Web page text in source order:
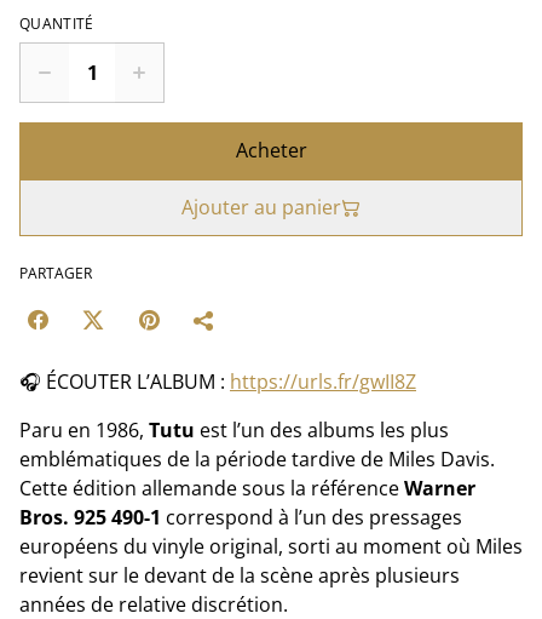
QUANTITÉ
Acheter
Ajouter au panier
PARTAGER
🎧 ÉCOUTER L’ALBUM : https://urls.fr/gwII8Z
Paru en 1986, Tutu est l’un des albums les plus
emblématiques de la période tardive de Miles Davis.
Cette édition allemande sous la référenceWarner
Bros. 925 490-1 correspond à l’un des pressages
européens du vinyle original, sorti au moment où Miles
revient sur le devant de la scène après plusieurs
années de relative discrétion.